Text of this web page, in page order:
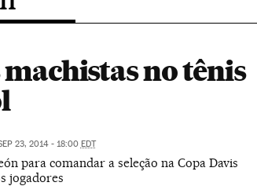
machistas no tênis
23, 2014 - 18:00 EDT
para comandar a seleção na Copa Davis
jogadores